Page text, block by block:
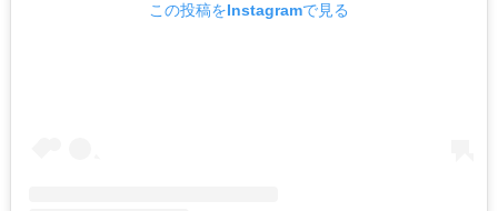
この投稿をInstagramで見る